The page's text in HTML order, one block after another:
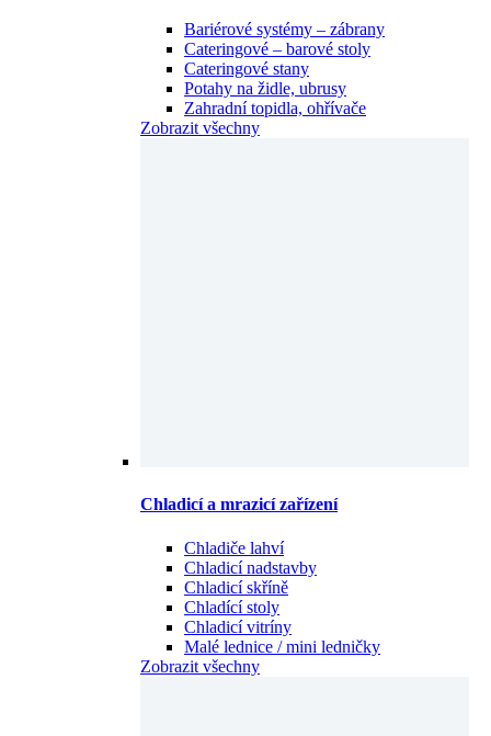
Bariérové systémy – zábrany
Cateringové – barové stoly
Cateringové stany
Potahy na židle, ubrusy
Zahradní topidla, ohřívače
Zobrazit všechny
Chladicí a mrazicí zařízení
Chladiče lahví
Chladicí nadstavby
Chladicí skříně
Chladící stoly
Chladicí vitríny
Malé lednice / mini ledničky
Zobrazit všechny